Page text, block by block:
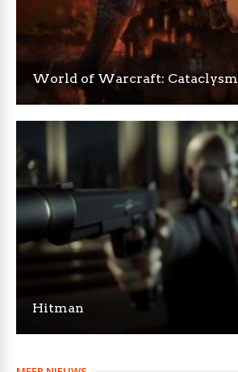
World of Warcraft: Cataclysm
Hitman